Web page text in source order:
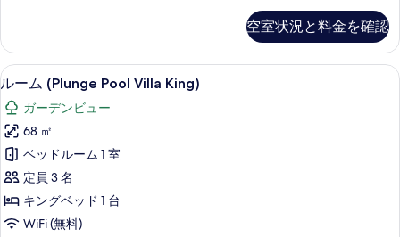
示
す
る
細
空室状況と料金を確認
ル
ー
ム
(Plunge
Pool
Villa
King)
の
ルーム (Plunge Pool Villa King) | 高
8
ルーム (Plunge Pool Villa King)
ガーデンビュー
68 ㎡
ベッドルーム 1 室
定員 3 名
キングベッド 1 台
WiFi (無料)